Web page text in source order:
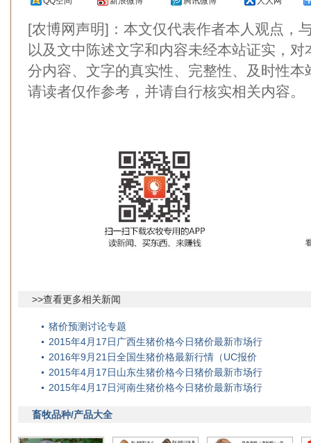
[农博网声明]：本文仅代表作者本人观点，
以及文中陈述文字和内容未经本站证实，
分内容、文字的真实性、完整性、及时性
请读者仅作参考，并请自行核实相关内容。
>>查看更多相关新闻
猪价预测讨论专题
2015年4月17日广西生猪价格今日猪价最新市场行
2016年9月21日全国生猪价格最新行情（UC报价
2015年4月17日山东生猪价格今日猪价最新市场行
2015年4月17日河南生猪价格今日猪价最新市场行
畜牧品种/产品大全